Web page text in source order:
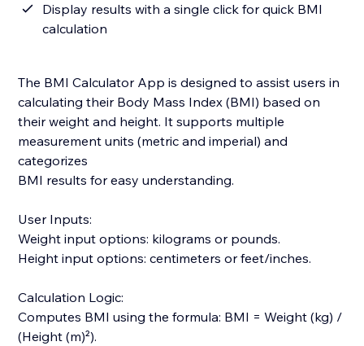
Display results with a single click for quick BMI
calculation
The BMI Calculator App is designed to assist users in
calculating their Body Mass Index (BMI) based on
their weight and height. It supports multiple
measurement units (metric and imperial) and
categorizes
BMI results for easy understanding.
User Inputs:
Weight input options: kilograms or pounds.
Height input options: centimeters or feet/inches.
Calculation Logic:
Computes BMI using the formula: BMI = Weight (kg) /
(Height (m)²).